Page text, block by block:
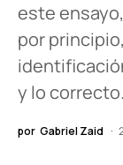
este
por
y lo correcto.
por Gabriel Zaid